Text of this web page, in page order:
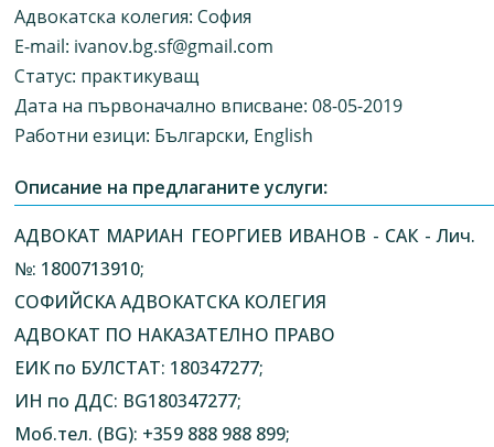
Адвокатска колегия: София
E-mail: ivanov.bg.sf@gmail.com
Статус: практикуващ
Дата на първоначално вписване: 08-05-2019
Работни езици: Български, English
Описание на предлаганите услуги:
АДВОКАТ МАРИАН ГЕОРГИЕВ ИВАНОВ - САК - Лич.
№: 1800713910;
СОФИЙСКА АДВОКАТСКА КОЛЕГИЯ
АДВОКАТ ПО НАКАЗАТЕЛНО ПРАВО
ЕИК по БУЛСТАТ: 180347277;
ИН по ДДС: BG180347277;
Моб.тел. (BG): +359 888 988 899;